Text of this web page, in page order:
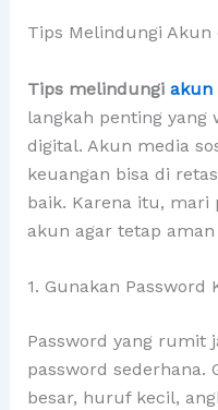
Tips Melindungi Akun
Tips melindungi akun
langkah penting yang
digital. Akun media
keuangan bisa di
baik. Karena itu, mari
akun agar tetap
1. Gunakan Password
Password yang rumit
password sederhana.
besar, huruf kecil,